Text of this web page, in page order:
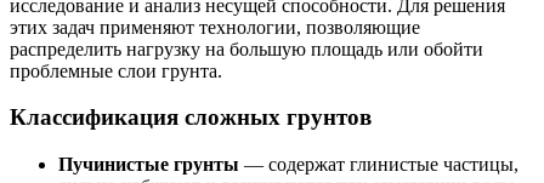
исследование и анализ несущей способности. Для решения
этих задач применяют технологии, позволяющие
распределить нагрузку на большую площадь или обойти
проблемные слои грунта.
Классификация сложных грунтов
Пучинистые грунты — содержат глинистые частицы,